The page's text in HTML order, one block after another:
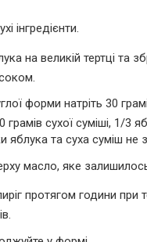
інгредієнти.
на великій тертці та
форми натріть 30
грамів сухої суміші, 1/3
яблука та суха суміш не
масло, яке
протягом години при